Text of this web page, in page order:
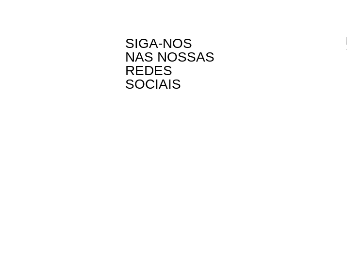
SIGA-NOS
NAS NOSSAS
REDES
SOCIAIS